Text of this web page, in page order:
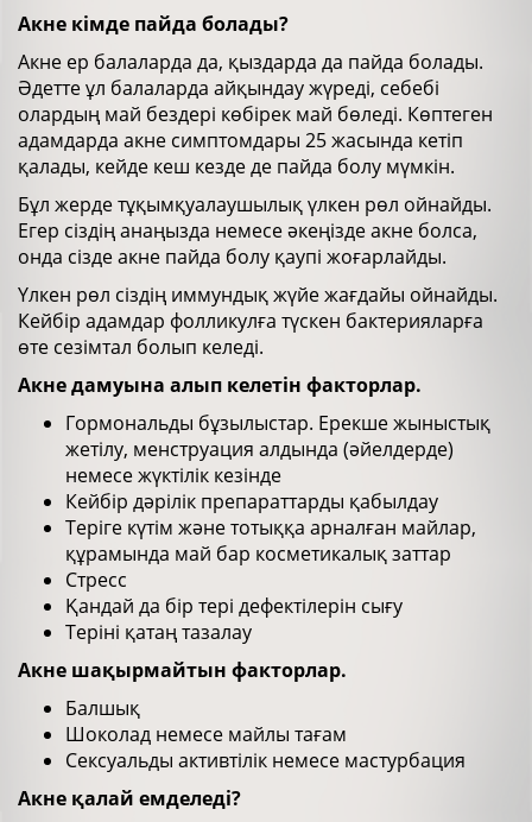
Акне кімде пайда болады?
Акне ер балаларда да, қыздарда да пайда болады.
Әдетте ұл балаларда айқындау жүреді, себебі
олардың май бездері көбірек май бөледі. Көптеген
адамдарда акне симптомдары 25 жасында кетіп
қалады, кейде кеш кезде де пайда болу мүмкін.
Бұл жерде тұқымқуалаушылық үлкен рөл ойнайды.
Егер сіздің анаңызда немесе әкеңізде акне болса,
онда сізде акне пайда болу қаупі жоғарлайды.
Үлкен рөл сіздің иммундық жүйе жағдайы ойнайды.
Кейбір адамдар фолликулға түскен бактерияларға
өте сезімтал болып келеді.
Акне дамуына алып келетін факторлар.
Гормональды бұзылыстар. Ерекше жыныстық
жетілу, менструация алдында (әйелдерде)
немесе жүктілік кезінде
Кейбір дәрілік препараттарды қабылдау
Теріге күтім және тотыққа арналған майлар,
құрамында май бар косметикалық заттар
Стресс
Қандай да бір тері дефектілерін сығу
Теріні қатаң тазалау
Акне шақырмайтын факторлар.
Балшық
Шоколад немесе майлы тағам
Сексуальды активтілік немесе мастурбация
Акне қалай емделеді?